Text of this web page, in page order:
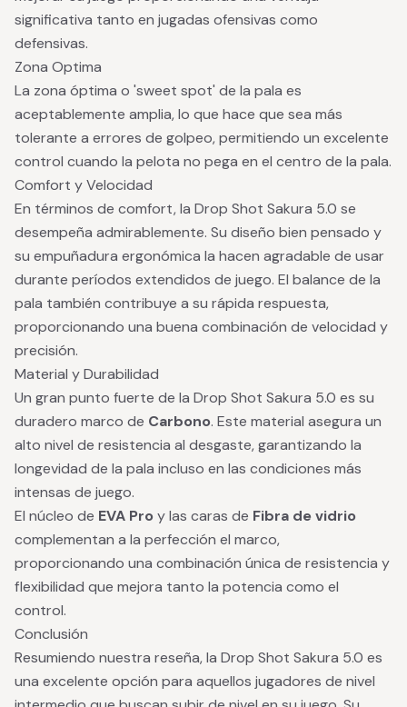
significativa tanto en jugadas ofensivas como
defensivas.
Zona Optima
La zona óptima o 'sweet spot' de la pala es
aceptablemente amplia, lo que hace que sea más
tolerante a errores de golpeo, permitiendo un excelente
control cuando la pelota no pega en el centro de la pala.
Comfort y Velocidad
En términos de comfort, la Drop Shot Sakura 5.0 se
desempeña admirablemente. Su diseño bien pensado y
su empuñadura ergonómica la hacen agradable de usar
durante períodos extendidos de juego. El balance de la
pala también contribuye a su rápida respuesta,
proporcionando una buena combinación de velocidad y
precisión.
Material y Durabilidad
Un gran punto fuerte de la Drop Shot Sakura 5.0 es su
duradero marco de Carbono. Este material asegura un
alto nivel de resistencia al desgaste, garantizando la
longevidad de la pala incluso en las condiciones más
intensas de juego.
El núcleo de EVA Pro y las caras de Fibra de vidrio
complementan a la perfección el marco,
proporcionando una combinación única de resistencia y
flexibilidad que mejora tanto la potencia como el
control.
Conclusión
Resumiendo nuestra reseña, la Drop Shot Sakura 5.0 es
una excelente opción para aquellos jugadores de nivel